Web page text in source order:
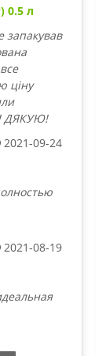
0.5 л
запакував
ціну
ДЯКУЮ!
2021-09-24
2021-08-19